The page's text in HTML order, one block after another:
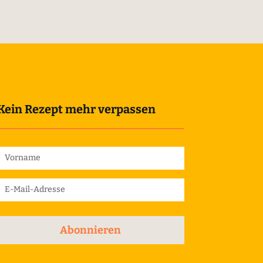
Rezept mehr verpassen
Abonnieren